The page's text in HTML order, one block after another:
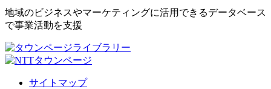
地域のビジネスやマーケティングに活用できるデータベース
で事業活動を支援
サイトマップ